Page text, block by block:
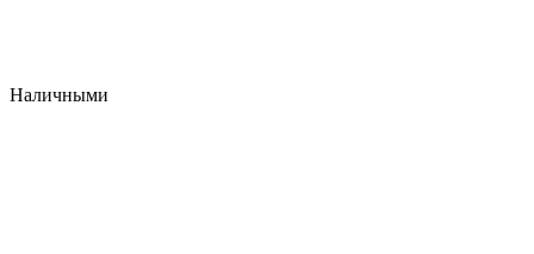
Наличными